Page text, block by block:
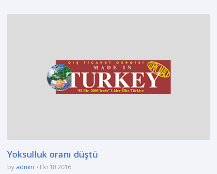
Yoksulluk oranı düştü
by admin Eki 18 2016